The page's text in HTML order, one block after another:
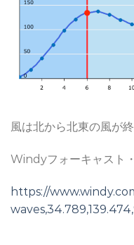
風は北から北東の風が
Windyフォーキャスト
https://